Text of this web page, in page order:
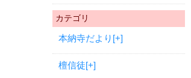
カテゴリ
本納寺だより [+]
檀信徒[+]